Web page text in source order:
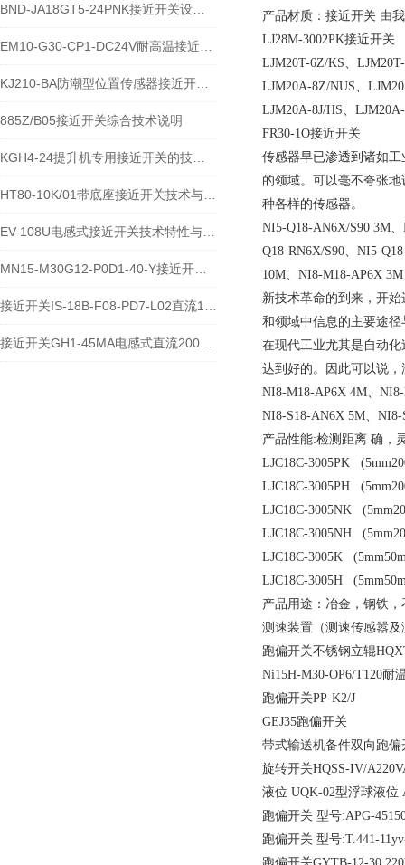
885Z/B05接近开关综合技术说明
产品材质：接近开关 由
LJ28M-3002PK接近开关
LJM20T-6Z/KS、
LJM20A-8Z/NUS、
LJM20A-8J/HS、
FR30-1O接近开关
传感器早已渗透到诸如
的领域。可以毫不夸张
种各样的传感器。
NI5-Q18-AN6X/S90 3M
Q18-RN6X/S90、NI5-
10M、NI8-M18-AP6X
新技术革命的到来，开
和领域中信息的主要途径
在现代工业尤其是自动
达到好的。因此可以说
NI8-M18-AP6X 4M、
NI8-S18-AN6X 5M、
产品性能:检测距离 确，
LJC18C-3005PK
LJC18C-3005PH
LJC18C-3005NK
LJC18C-3005NH
LJC18C-3005K
LJC18C-3005H
产品用途：冶金，钢铁
测速装置（测速传感嚣及
跑偏开关不锈钢立辊
Ni15H-M30-OP6/T120耐
跑偏开关PP-K2/J
GEJ35跑偏开关
带式输送机备件双向跑偏
旋转开关HQSS-IV/
液位 UQK-02型浮球液位
跑偏开关 型号:APG-
跑偏开关 型号:T.441-